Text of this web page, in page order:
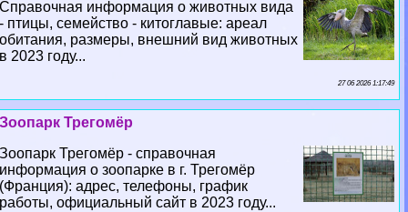
Справочная информация о животных вида
- птицы, семейство - китоглавые: ареал
обитания, размеры, внешний вид животных
в 2023 году...
27 06 2026 1:17:49
Зоопарк Трегомёр
Зоопарк Трегомёр - справочная
информация о зоопарке в г. Трегомёр
(Франция): адрес, телефоны, график
работы, официальный сайт в 2023 году...